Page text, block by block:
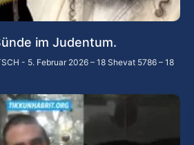
im Judentum.
5. Februar 2026 – 18 Shevat 5786 – 18